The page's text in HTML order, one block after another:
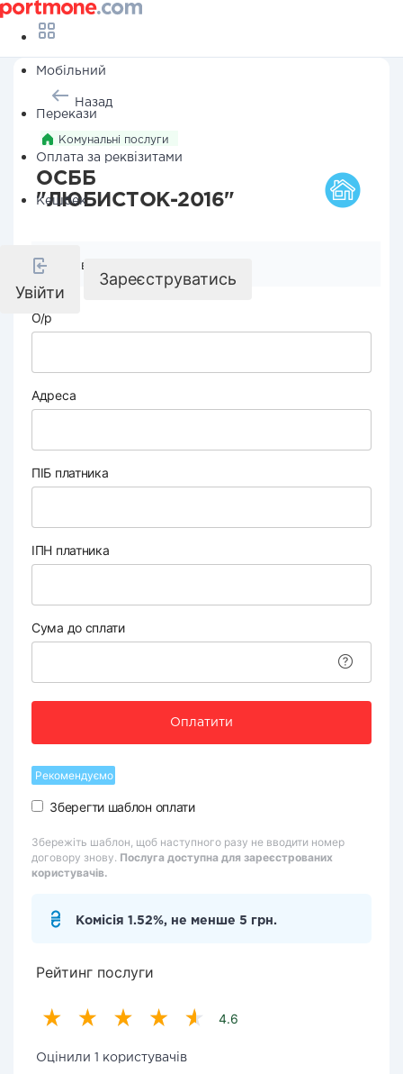
Мобільний
Перекази
Оплата за реквізитами
Кешбек
Увійти
Зареєструватись
Назад
Комунальні послуги
ОСББ
"ЛЮБИСТОК-2016"
Реквізити компанії
О/р
Адреса
ПІБ платника
ІПН платника
Сума до сплати
Оплатити
Рекомендуємо
Зберегти шаблон оплати
Збережіть шаблон, щоб наступного разу не вводити номер
договору знову. Послуга доступна для зареєстрованих
користувачів.
Комісія 1.52%, не менше 5 грн.
Рейтинг послуги
4.6
Оцінили 1 користувачів